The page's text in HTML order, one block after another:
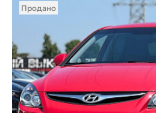
Продано